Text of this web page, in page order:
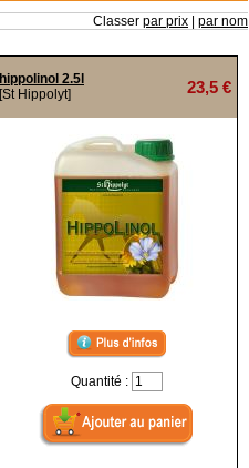
Classer par prix par nom
hippolinol 2.5l
[St Hippolyt]
23,5 €
Quantité :